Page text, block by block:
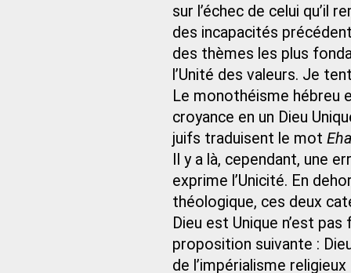
sur l’échec de celui qu’il
des incapacités
des thèmes les plus
l’Unité des valeurs. Je
Le monothéisme hébreu
croyance en un Dieu
juifs traduisent le mot
Il y a là, cependant, une
exprime l’Unicité. En
théologique, ces deux
Dieu est Unique n’est
proposition suivante :
de l’impérialisme